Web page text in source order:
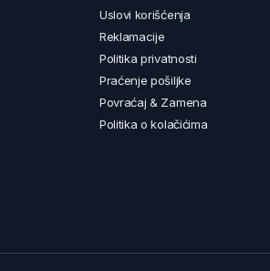
Uslovi korišćenja
Reklamacije
Politika privatnosti
Praćenje pošiljke
Povraćaj & Zamena
Politika o kolačićima